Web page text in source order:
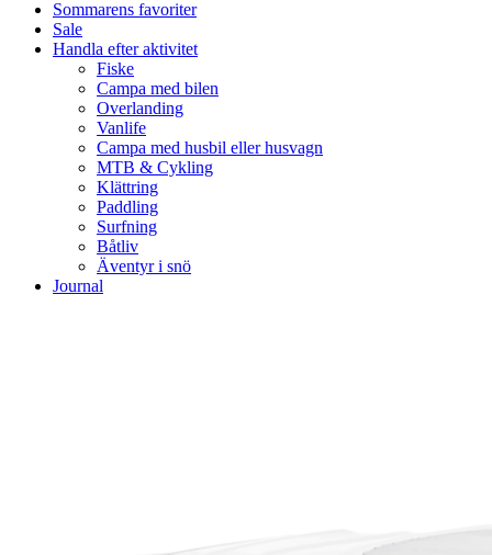
Sommarens favoriter
Sale
Handla efter aktivitet
Fiske
Campa med bilen
Overlanding
Vanlife
Campa med husbil eller husvagn
MTB & Cykling
Klättring
Paddling
Surfning
Båtliv
Äventyr i snö
Journal